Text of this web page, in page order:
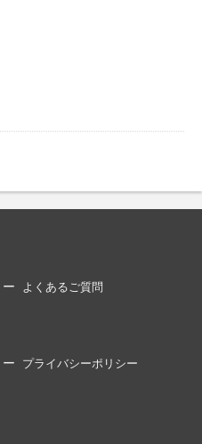
よくあるご質問
プライバシーポリシー